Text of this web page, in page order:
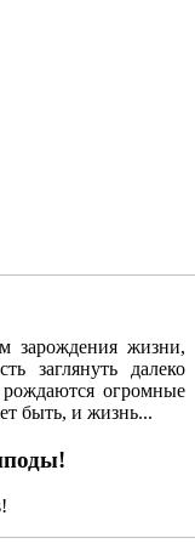
зарождения жизни,
заглянуть далеко
рождаются огромные
быть, и жизнь...